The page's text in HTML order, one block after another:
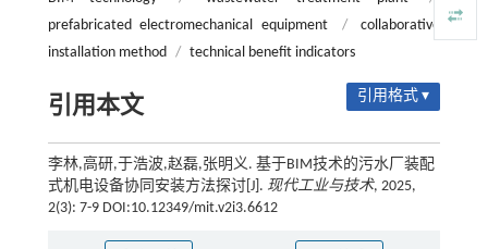
prefabricated electromechanical equipment
/
collaborative
installation method / technical benefit indicators
引用本文 引用格式 ▾
李林,高研,于浩波,赵磊,张明义. 基于BIM技术的污水厂装配
式机电设备协同安装方法探讨[J]. 现代工业与技术, 2025,
2(3): 7-9 DOI:10.12349/mit.v2i3.6612